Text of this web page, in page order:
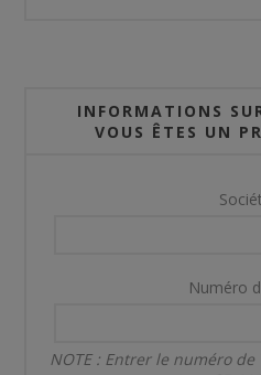
INFORMATIONS
VOUS ÊTES UN
Numéro
NOTE : Entrer le numéro de